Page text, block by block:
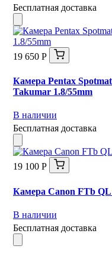
Бесплатная доставка
19 650 Р
Камера Pentax
Takumar 1.8/55mm
В наличии
Бесплатная доставка
19 100 Р
Камера Canon FTb
В наличии
Бесплатная доставка